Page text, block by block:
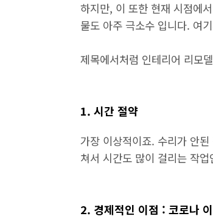
하지만, 이 또한 현재 시점에
물도 아주 극소수 입니다. 여
제목에서처럼 인테리어 리모
1. 시간 절약
가장 이상적이죠. 수리가 안
쳐서 시간도 많이 걸리는 작
2. 경제적인 이점 : 코로나